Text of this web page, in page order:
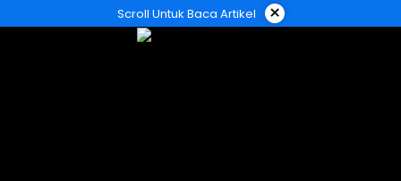
ke
Scroll Untuk Baca Artikel ×